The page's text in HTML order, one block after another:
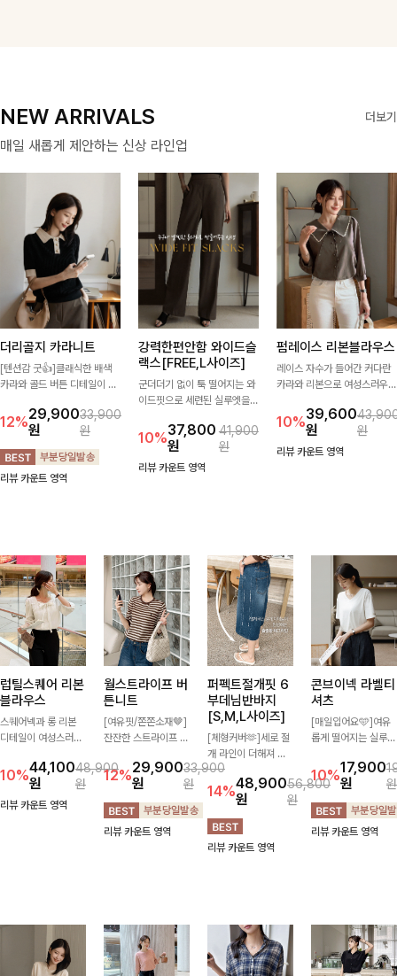
NEW ARRIVALS 더보기
매일 새롭게 제안하는 신상 라인업
더리골지 카라니트
[텐션감 굿👍]클래식한 배색
카라와 골드 버튼 디테일이 세
입니다. 세로 골지 짜임이 슬림
한 실루엣을 연출해 단정하면
서도 여성스러운 무드를 완성
해드려요.
12%29,900
원
33,900
원
리뷰 카운트 영역
강력한편안함 와이드슬
랙스[FREE,L사이즈]
군더더기 없이 툭 떨어지는 와
이드핏으로 세련된 실루엣을
끔한 디자인과 롱한 기장감으
로 다리가 길어 보이고 뒷밴딩
으로 편안하기까지-
10%37,800
원
41,900
원
리뷰 카운트 영역
펌레이스 리본블라우스
레이스 자수가 들어간 커다란
카라와 리본으로 여성스러우면
껴지는 블라우스에요🤎
10%39,600
원
원
리뷰 카운트 영역
럽틸스퀘어 리본
블라우스
스퀘어넥과 롱 리본
디테일이 여성스러운
는 블라우스입니다.
자연스럽게 잡힌 셔링
과 봉긋한 소매가 여
10%44,100
원
48,900
원
리뷰 카운트 영역
월스트라이프 버
튼니트
[여유핏/쫀쫀소재🤎]
잔잔한 스트라이프 패
더해져 캐주얼하면서
도 세련된 무드를 연
출해주는 니트- 가볍
고 부드러운 착용감으
로 단독은 물론 데일
12%29,900
원
33,900
원
리뷰 카운트 영역
퍼펙트절개핏 6
부데님반바지
[S,M,L사이즈]
[체형커버🫶]세로 절
개 라인이 더해져 다
리 라인을 더욱 길고
슬림하게 연출해주는
5부 데님 반바지 🤍
부담 없는 기장과 여
유로운 핏으로 편안하
게 착용되며 다양한
14%48,900
원
56,800
원
리뷰 카운트 영역
콘브이넥 라벨티
셔츠
[매일입어요🩵]여유
롭게 떨어지는 실루엣
자인으로 데일리하게
즐기기 좋은 티셔츠-
소매 라벨 디테일이
은은한 포인트를 더해
심플하면서도 센스 있
10%17,900
원
원
리뷰 카운트 영역